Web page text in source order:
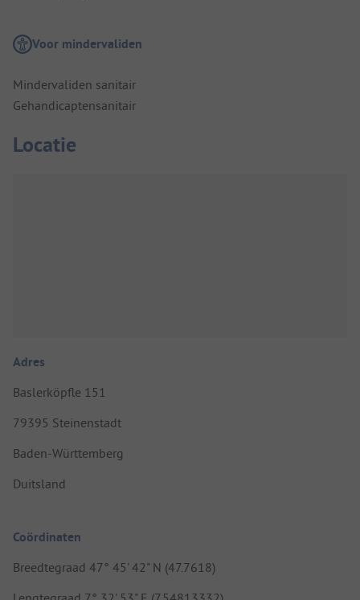
Voor mindervaliden
Mindervaliden sanitair
Gehandicaptensanitair
Locatie
Adres
Baslerköpfle 151
79395 Steinenstadt
Baden-Württemberg
Duitsland
Coördinaten
Breedtegraad 47° 45' 42" N (47.7618)